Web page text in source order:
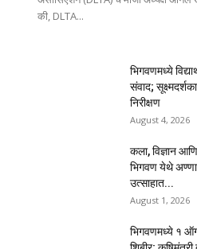
की, DLTA...
भिगवणमध्ये
संवाद;
निरीक्षण
August 4, 2026
कला, विज्ञान
भिगवण येथे
उत्साहात...
August 1, 2026
भिगवणमध्ये १